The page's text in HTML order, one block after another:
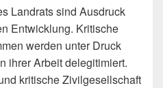
Landrats sind Ausdruck
Entwicklung. Kritische
werden unter Druck
ihrer Arbeit delegitimiert.
kritische Zivilgesellschaft